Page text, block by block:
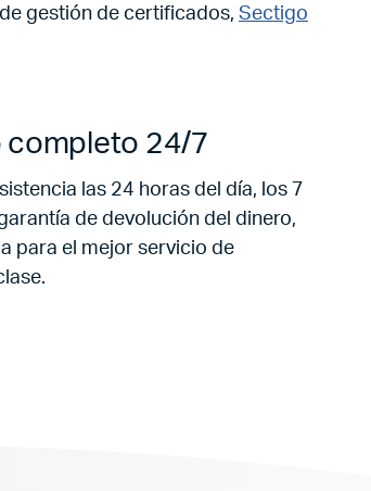
gestión de certificados, Sectigo
24/7
las 24 horas del día, los 7
de devolución del dinero,
para el mejor servicio de